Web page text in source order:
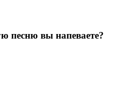
песню вы напеваете?